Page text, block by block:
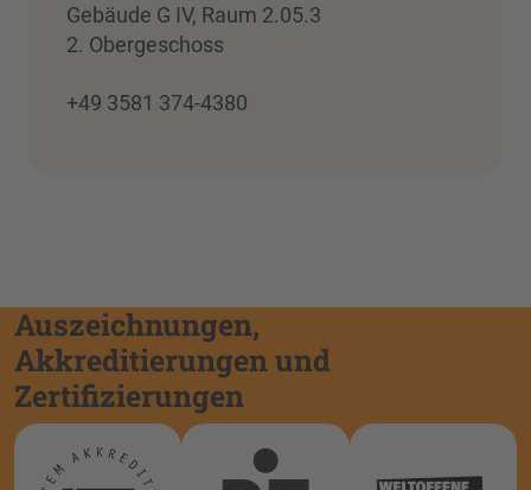
Gebäude G IV, Raum 2.05.3
2. Obergeschoss
+49 3581 374-4380
Auszeichnungen,
Akkreditierungen und
Zertifizierungen